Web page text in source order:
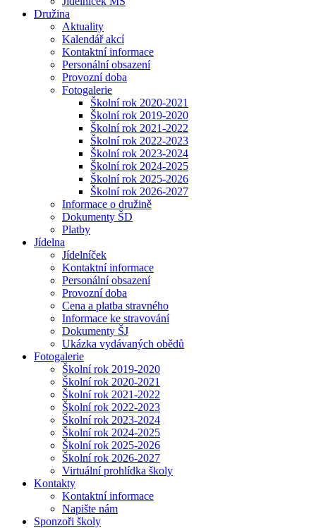
Družina
Aktuality
Kalendář akcí
Kontaktní informace
Personální obsazení
Provozní doba
Fotogalerie
Školní rok 2020-2021
Školní rok 2019-2020
Školní rok 2021-2022
Školní rok 2022-2023
Školní rok 2023-2024
Školní rok 2024-2025
Školní rok 2025-2026
Školní rok 2026-2027
Informace o družině
Dokumenty ŠD
Platby
Jídelna
Jídelníček
Kontaktní informace
Personální obsazení
Provozní doba
Cena a platba stravného
Informace ke stravování
Dokumenty ŠJ
Ukázka vydávaných obědů
Fotogalerie
Školní rok 2019-2020
Školní rok 2020-2021
Školní rok 2021-2022
Školní rok 2022-2023
Školní rok 2023-2024
Školní rok 2024-2025
Školní rok 2025-2026
Školní rok 2026-2027
Virtuální prohlídka školy
Kontakty
Kontaktní informace
Napište nám
Sponzoři školy